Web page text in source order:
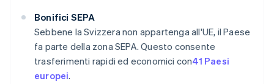
Bonifici SEPA
Sebbene la Svizzera non appartenga all'UE, il Paese
fa parte della zona SEPA. Questo consente
trasferimenti rapidi ed economici con41 Paesi
europei.